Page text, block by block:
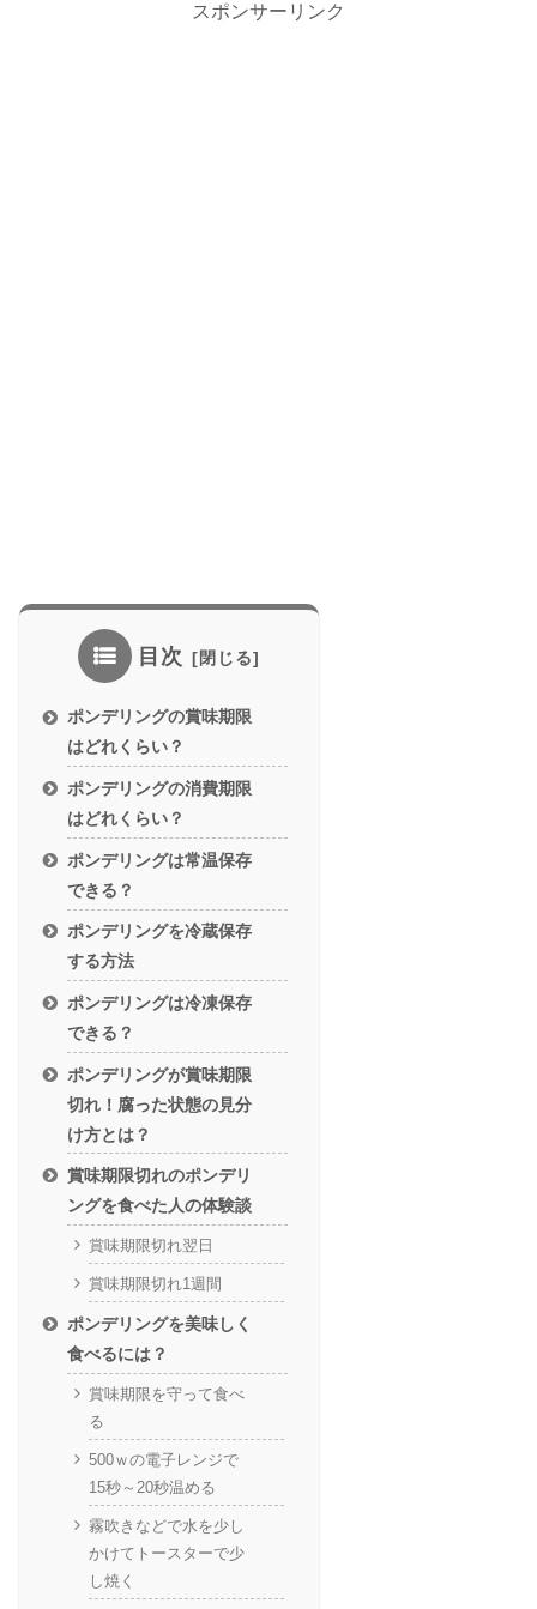
スポンサーリンク
目次
ポンデリングの賞味期限
はどれくらい？
ポンデリングの消費期限
はどれくらい？
ポンデリングは常温保存
できる？
ポンデリングを冷蔵保存
する方法
ポンデリングは冷凍保存
できる？
ポンデリングが賞味期限
切れ！腐った状態の見分
け方とは？
賞味期限切れのポンデリ
ングを食べた人の体験談
賞味期限切れ翌日
賞味期限切れ1週間
ポンデリングを美味しく
食べるには？
賞味期限を守って食べ
る
500ｗの電子レンジで
15秒～20秒温める
霧吹きなどで水を少し
かけてトースターで少
し焼く